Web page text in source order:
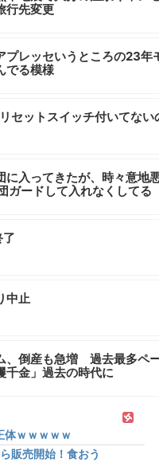
行先変更
プレッセいうところの23年
でる模様
セットスイッチ付いてない
に入ってきたが、時々意地
ガードして入れなくしてる
中止
、倒産も急増 過去最多ペ
金」過去の時代に
体ｗｗｗｗｗ
販売開始！食おう